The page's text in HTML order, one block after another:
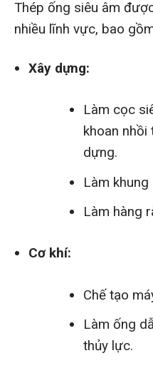
Thép ống siêu âm
nhiều lĩnh vực, bao
Xây dựng:
Làm cọc
khoan
dựng.
Làm khung
Làm hàng
Cơ khí:
Chế tạo
Làm ống
thủy lực.